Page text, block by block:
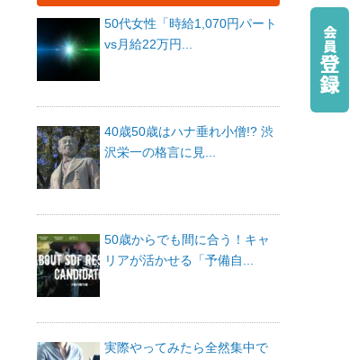
50代女性「時給1,070円パート
vs月給22万円...
40歳50歳はハナ垂れ小僧!? 渋
沢栄一の格言に見...
50歳からでも間に合う！キャ
リアが活かせる「予備自...
実際やってみたら全然集中で